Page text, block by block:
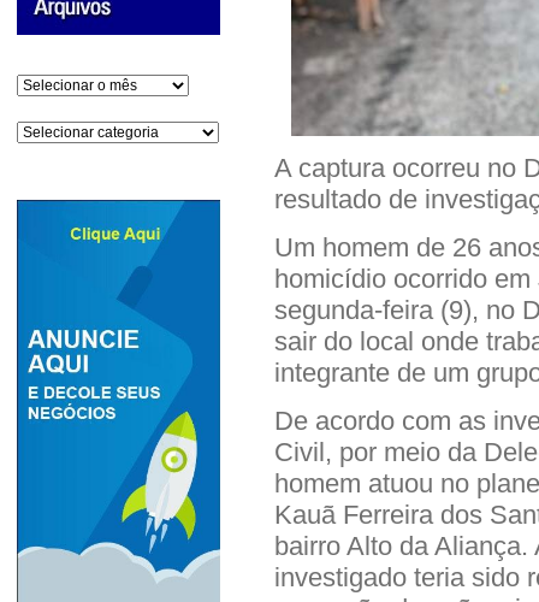
Arquivos
Categorias
A captura ocorreu no
resultado de
Um homem de 26
homicídio ocorrido
segunda-feira (9), no
sair do local onde
integrante de um
De acordo com as
Civil, por meio da
homem atuou no
Kauã Ferreira dos
bairro Alto da
investigado teria sido